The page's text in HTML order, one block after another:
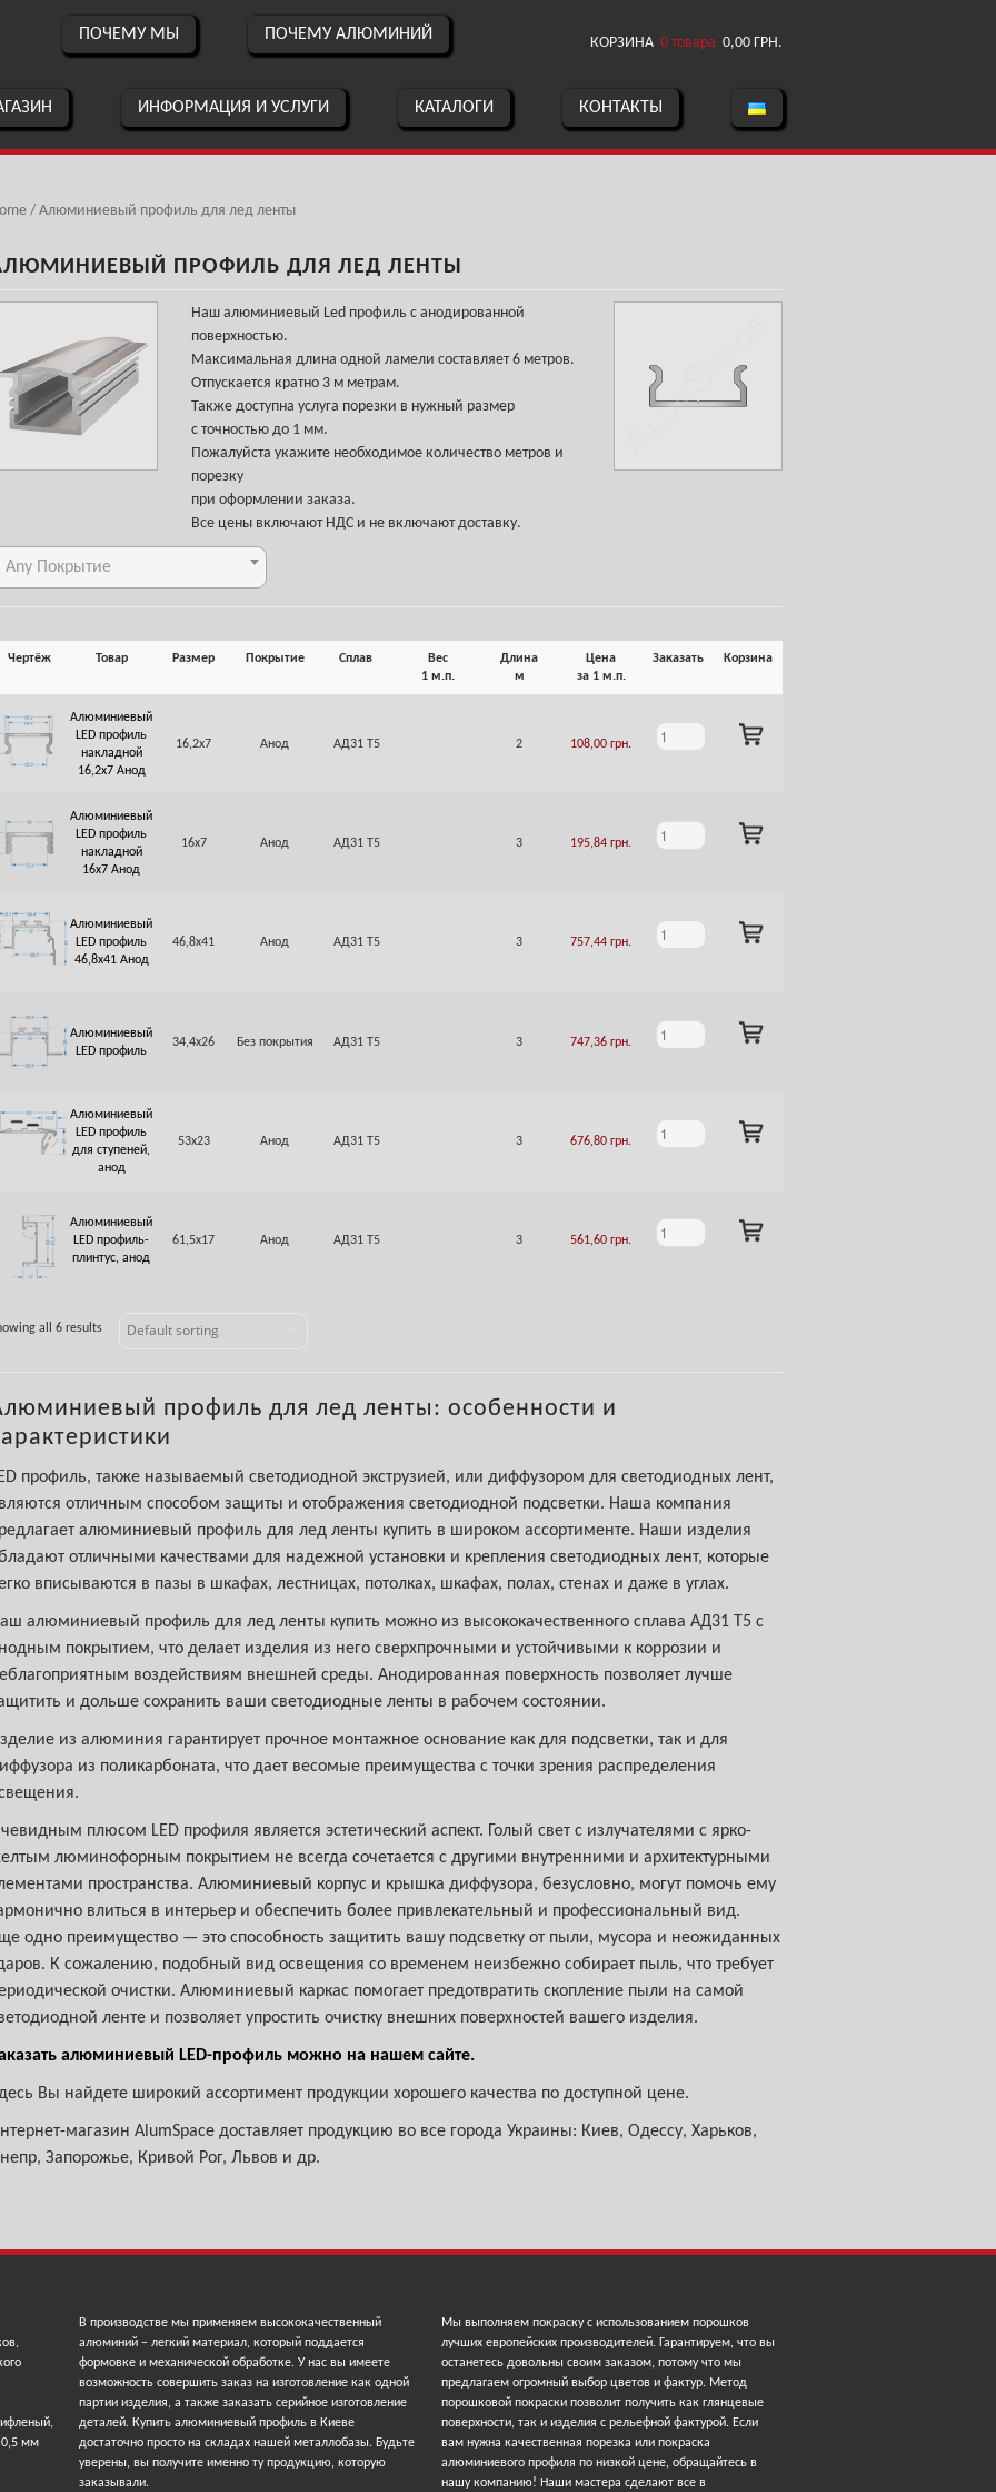
ПОЧЕМУ МЫ ПОЧЕМУ АЛЮМИНИЙ КОРЗИНА 0 товара 0,00 ГРН.
ИНФОРМАЦИЯ И УСЛУГИ КАТАЛОГИ КОНТАКТЫ
/ Алюминиевый профиль для лед ленты
ПРОФИЛЬ ДЛЯ ЛЕД ЛЕНТЫ
профиль для лед ленты: особенности и
профиль, также называемый светодиодной экструзией, или диффузором для светодиодных лент,
отличным способом защиты и отображения светодиодной подсветки. Наша компания
алюминиевый профиль для лед ленты купить в широком ассортименте. Наши изделия
отличными качествами для надежной установки и крепления светодиодных лент, которые
вписываются в пазы в шкафах, лестницах, потолках, шкафах, полах, стенах и даже в углах.
алюминиевый профиль для лед ленты купить можно из высококачественного сплава АД31 Т5 с
покрытием, что делает изделия из него сверхпрочными и устойчивыми к коррозии и
воздействиям внешней среды. Анодированная поверхность позволяет лучше
и дольше сохранить ваши светодиодные ленты в рабочем состоянии.
из алюминия гарантирует прочное монтажное основание как для подсветки, так и для
из поликарбоната, что дает весомые преимущества с точки зрения распределения
плюсом LED профиля является эстетический аспект. Голый свет с излучателями с ярко-
люминофорным покрытием не всегда сочетается с другими внутренними и архитектурными
пространства. Алюминиевый корпус и крышка диффузора, безусловно, могут помочь ему
влиться в интерьер и обеспечить более привлекательный и профессиональный вид.
одно преимущество — это способность защитить вашу подсветку от пыли, мусора и неожиданных
К сожалению, подобный вид освещения со временем неизбежно собирает пыль, что требует
очистки. Алюминиевый каркас помогает предотвратить скопление пыли на самой
ленте и позволяет упростить очистку внешних поверхностей вашего изделия.
алюминиевый LED-профиль можно на нашем сайте.
Вы найдете широкий ассортимент продукции хорошего качества по доступной цене.
магазин AlumSpace доставляет продукцию во все города Украины: Киев, Одессу, Харьков,
Запорожье, Кривой Рог, Львов и др.
Наш алюминиевый Led профиль с анодированной
поверхностью.
Максимальная длина одной ламели составляет 6 метров.
Отпускается кратно 3 м метрам.
Также доступна услуга порезки в нужный размер
с точностью до 1 мм.
Пожалуйста укажите необходимое количество метров и
порезку
при оформлении заказа.
Все цены включают НДС и не включают доставку.
all 6 results
Any Покрытие
Чертёж Товар Размер Покрытие Сплав
Вес
1 м.п.
Длина
м
Цена
за 1 м.п.
ЗаказатьКорзина
Алюминиевый
LED профиль
накладной
16,2х7 Анод
16,2х7 Анод АД31 Т5 2 108,00грн.
ADD
TO
Алюминиевый
LED профиль
накладной
16х7 Анод
16х7 Анод АД31 Т5 3 195,84грн.
ADD
TO
Алюминиевый
LED профиль
46,8х41 Анод
46,8х41 Анод АД31 Т5 3 757,44грн.
ADD
TO
Алюминиевый
LED профиль
34,4х26 Без покрытия АД31 Т5 3 747,36грн.
ADD
TO
Алюминиевый
LED профиль
для ступеней,
анод
53х23 Анод АД31 Т5 3 676,80грн.
ADD
TO
Алюминиевый
LED профиль-
плинтус, анод
61,5х17 Анод АД31 Т5 3 561,60грн.
ADD
TO
0,5 мм
В производстве мы применяем высококачественный
алюминий – легкий материал, который поддается
формовке и механической обработке. У нас вы имеете
возможность совершить заказ на изготовление как одной
партии изделия, а также заказать серийное изготовление
деталей. Купить алюминиевый профиль в Киеве
достаточно просто на складах нашей металлобазы. Будьте
уверены, вы получите именно ту продукцию, которую
заказывали.
Мы выполняем покраску с использованием порошков
лучших европейских производителей. Гарантируем, что вы
останетесь довольны своим заказом, потому что мы
предлагаем огромный выбор цветов и фактур. Метод
порошковой покраски позволит получить как глянцевые
поверхности, так и изделия с рельефной фактурой. Если
вам нужна качественная порезка или покраска
алюминиевого профиля по низкой цене, обращайтесь в
нашу компанию! Наши мастера сделают все в